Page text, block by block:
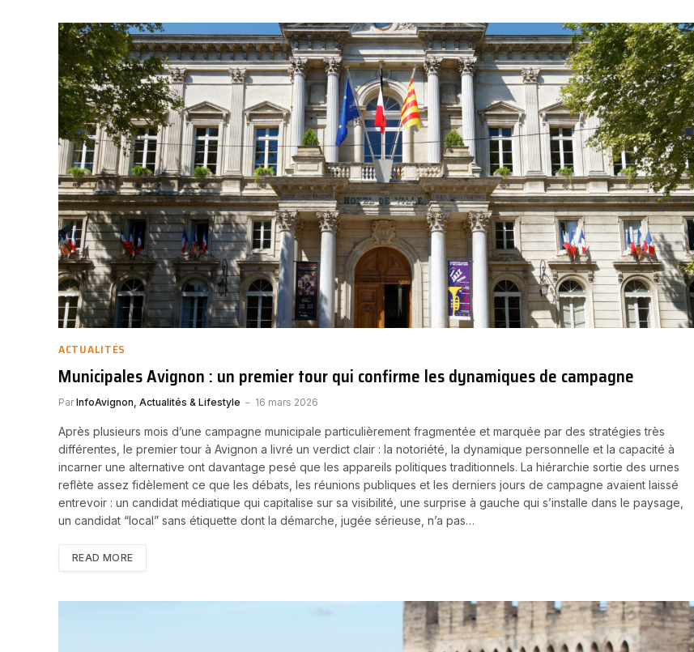
ACTUALITÉS
Municipales Avignon : un premier tour qui confirme les dynamiques de campagne
Par InfoAvignon, Actualités & Lifestyle 16 mars 2026
Après plusieurs mois d’une campagne municipale particulièrement fragmentée et marquée par des stratégies très
différentes, le premier tour à Avignon a livré un verdict clair : la notoriété, la dynamique personnelle et la capacité à
incarner une alternative ont davantage pesé que les appareils politiques traditionnels. La hiérarchie sortie des urnes
reflète assez fidèlement ce que les débats, les réunions publiques et les derniers jours de campagne avaient laissé
entrevoir : un candidat médiatique qui capitalise sur sa visibilité, une surprise à gauche qui s’installe dans le paysage,
un candidat “local” sans étiquette dont la démarche, jugée sérieuse, n’a pas…
READ MORE